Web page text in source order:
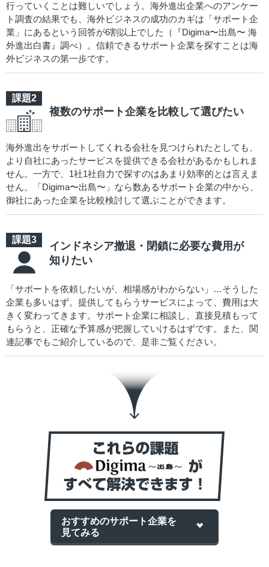
行っていくことは難しいでしょう。海外進出企業へのアンケー
ト調査の結果でも、海外ビジネスの成功のカギは「サポート企
業」にあるという回答が6割以上でした（『Digima〜出島〜 海
外進出白書』調べ）。信頼できるサポート企業を探すことは海
外ビジネスの第一歩です。
複数のサポート企業を比較して選びたい
海外進出をサポートしてくれる会社を見つけられたとしても、
より自社にあったサービスを提供できる会社があるかもしれま
せん。一方で、1社1社自力で探すのはあまり効率的とは言えま
せん。「Digima〜出島〜」なら数あるサポート企業の中から、
御社にあった企業を比較検討して選ぶことができます。
インドネシア撤退・閉鎖に必要な費用が
知りたい
「サポートを依頼したいが、相場感がわからない」…そうした
企業も多いはず。提供してもらうサービスによって、費用は大
きく変わってきます。サポート企業に相談し、直接見積もって
もらうと、正確な予算感が把握していけるはずです。また、関
連記事でもご紹介しているので、是非ご覧ください。
おすすめのサポート企業を
見てみる